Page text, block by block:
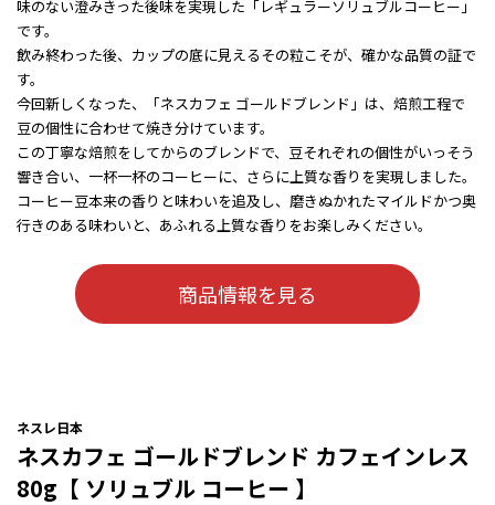
味のない澄みきった後味を実現した「レギュラーソリュブルコーヒー」
です。
飲み終わった後、カップの底に見えるその粒こそが、確かな品質の証で
す。
今回新しくなった、「ネスカフェ ゴールドブレンド」は、焙煎工程で
豆の個性に合わせて焼き分けています。
この丁寧な焙煎をしてからのブレンドで、豆それぞれの個性がいっそう
響き合い、一杯一杯のコーヒーに、さらに上質な香りを実現しました。
コーヒー豆本来の香りと味わいを追及し、磨きぬかれたマイルドかつ奥
行きのある味わいと、あふれる上質な香りをお楽しみください。
商品情報を見る
ネスレ日本
ネスカフェ ゴールドブレンド カフェインレス
80g【 ソリュブル コーヒー 】